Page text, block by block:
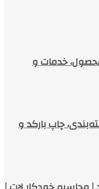
خدمات و
چاپ بارکد و